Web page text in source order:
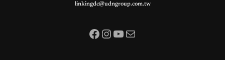
linkingdc@udngroup.com.tw
Facebook InstagramYouTube 電子郵件